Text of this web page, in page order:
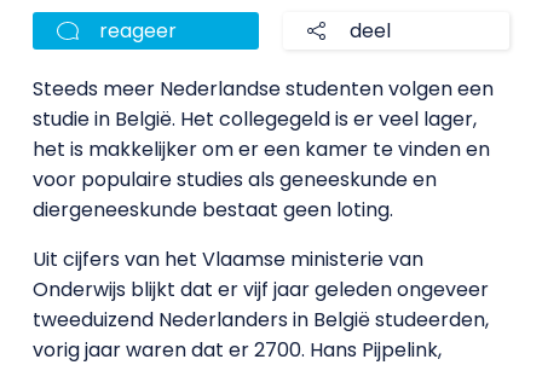
reageer deel
Steeds meer Nederlandse studenten volgen een
studie in België. Het collegegeld is er veel lager,
het is makkelijker om er een kamer te vinden en
voor populaire studies als geneeskunde en
diergeneeskunde bestaat geen loting.
Uit cijfers van het Vlaamse ministerie van
Onderwijs blijkt dat er vijf jaar geleden ongeveer
tweeduizend Nederlanders in België studeerden,
vorig jaar waren dat er 2700. Hans Pijpelink,